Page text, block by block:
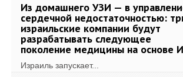
Из домашнего УЗИ — в
сердечной недостаточностью:
израильские компании будут
разрабатывать следующее
поколение медицины на основе
Израиль запускает...